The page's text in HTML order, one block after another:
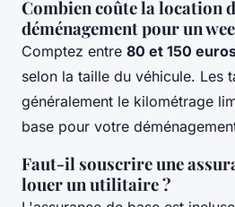
Combien coûte la location
déménagement pour un
Comptez entre 80 et 150
selon la taille du véhicule. Les
généralement le kilométrage
base pour votre
Faut-il souscrire une
louer un utilitaire ?